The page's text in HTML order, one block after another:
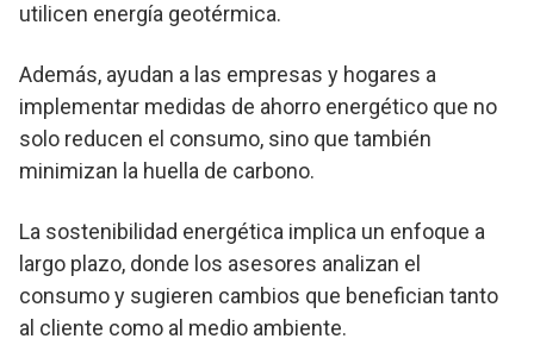
utilicen energía geotérmica.
Además, ayudan a las empresas y hogares a
implementar medidas de ahorro energético que no
solo reducen el consumo, sino que también
minimizan la huella de carbono.
La sostenibilidad energética implica un enfoque a
largo plazo, donde los asesores analizan el
consumo y sugieren cambios que benefician tanto
al cliente como al medio ambiente.